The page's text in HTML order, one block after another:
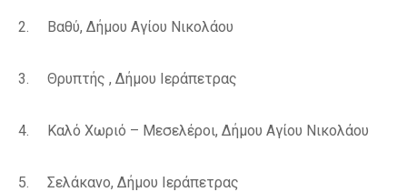
2. Βαθύ, Δήμου Αγίου Νικολάου
3. Θρυπτής , Δήμου Ιεράπετρας
4. Καλό Χωριό – Μεσελέροι, Δήμου Αγίου Νικολάου
5. Σελάκανο, Δήμου Ιεράπετρας